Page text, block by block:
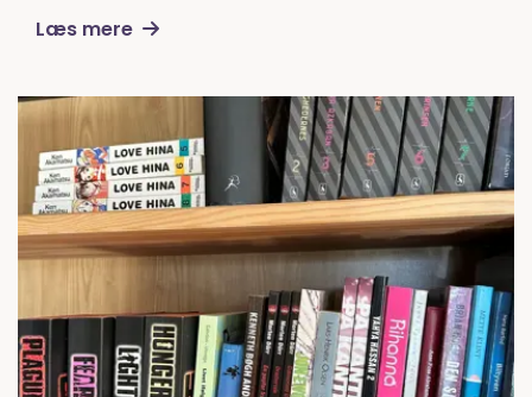
Læs mere